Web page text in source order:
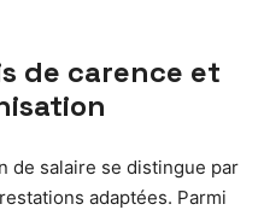
de carence et
de salaire se distingue par
adaptées. Parmi